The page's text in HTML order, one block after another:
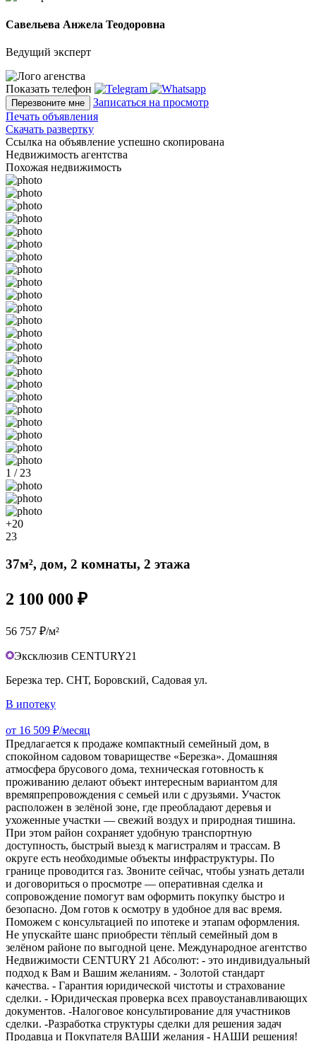
Савельева Анжела Теодоровна
Ведущий эксперт
Показать телефон
Перезвоните мне
Записаться на просмотр
Печать объявления
Скачать развертку
Ссылка на объявление успешно скопирована
Недвижимость агентства
Похожая недвижимость
1 / 23
+20
23
37м², дом, 2 комнаты, 2 этажа
2 100 000 ₽
56 757 ₽/м²
Эксклюзив CENTURY21
Березка тер. СНТ, Боровский, Садовая ул.
В ипотеку
от 16 509 ₽/месяц
Предлагается к продаже компактный семейный дом, в
спокойном садовом товариществе «Березка». Домашняя
атмосфера брусового дома, техническая готовность к
проживанию делают объект интересным вариантом для
времяпрепровождения с семьей или с друзьями. Участок
расположен в зелёной зоне, где преобладают деревья и
ухоженные участки — свежий воздух и природная тишина.
При этом район сохраняет удобную транспортную
доступность, быстрый выезд к магистралям и трассам. В
округе есть необходимые объекты инфраструктуры. По
границе проводится газ. Звоните сейчас, чтобы узнать детали
и договориться о просмотре — оперативная сделка и
сопровождение помогут вам оформить покупку быстро и
безопасно. Дом готов к осмотру в удобное для вас время.
Поможем с консультацией по ипотеке и этапам оформления.
Не упускайте шанс приобрести тёплый семейный дом в
зелёном районе по выгодной цене. Международное агентство
Недвижимости CENTURY 21 Абсолют: - это индивидуальный
подход к Вам и Вашим желаниям. - Золотой стандарт
качества. - Гарантия юридической чистоты и страхование
сделки. - Юридическая проверка всех правоустанавливающих
документов. -Налоговое консультирование для участников
сделки. -Разработка структуры сделки для решения задач
Продавца и Покупателя ВАШИ желания - НАШИ решения!